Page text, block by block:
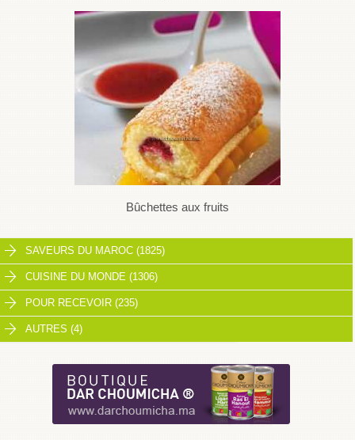
Bûchettes aux fruits
SAVEURS DU MAROC (1825)
CUISINE DU MONDE (1306)
POUR RECEVOIR (235)
AUTRES (4)